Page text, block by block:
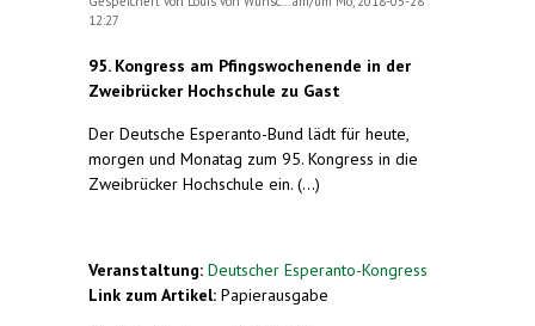
12:27
95. Kongress am Pfingswochenende in der
Zweibrücker Hochschule zu Gast
Der Deutsche Esperanto-Bund lädt für heute,
morgen und Monatag zum 95. Kongress in die
Zweibrücker Hochschule ein. (...)
Veranstaltung: Deutscher Esperanto-Kongress
Link zum Artikel: Papierausgabe